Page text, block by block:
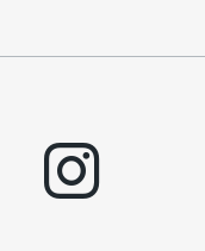
instagram